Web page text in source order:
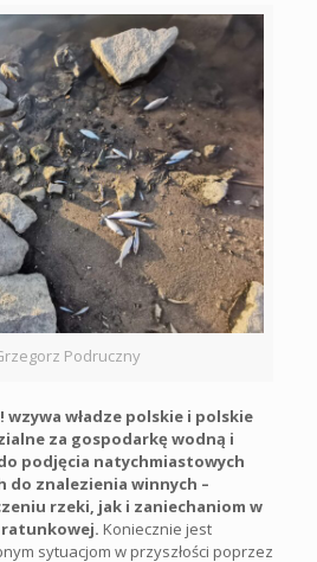
Podruczny
wzywa władze polskie i polskie
za gospodarkę wodną i
podjęcia natychmiastowych
do znalezienia winnych –
rzeki, jak i zaniechaniom w
Koniecznie jest
sytuacjom w przyszłości poprzez